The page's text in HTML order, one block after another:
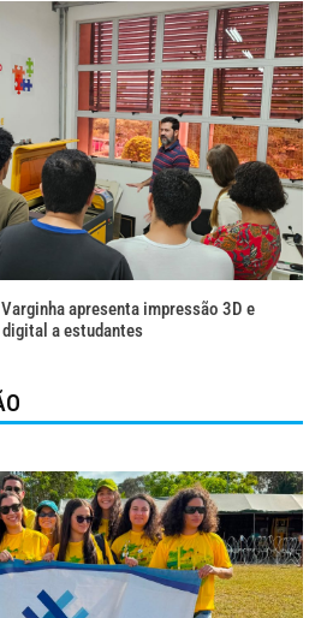
apresenta impressão 3D e
a estudantes